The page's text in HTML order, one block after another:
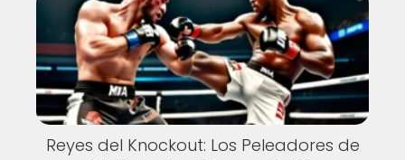
Reyes del Knockout: Los Peleadores de